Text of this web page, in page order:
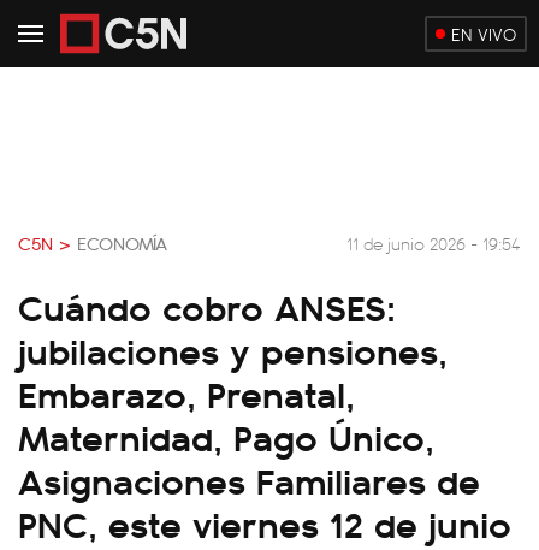
EN VIVO
C5N > ECONOMÍA 11 de junio 2026 - 19:54
Cuándo cobro ANSES:
jubilaciones y pensiones,
Embarazo, Prenatal,
Maternidad, Pago Único,
Asignaciones Familiares de
PNC, este viernes 12 de junio